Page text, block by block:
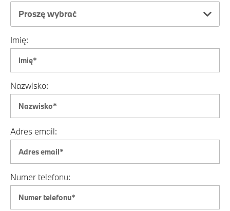
Proszę wybrać
Imię:
Nazwisko:
Adres email:
Numer telefonu: